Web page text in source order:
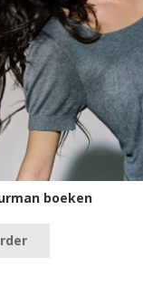
boeken